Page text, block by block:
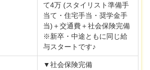
て4万 (スタイリスト準備手
当て・住宅手当・奨学金手
当)＋交通費＋社会保険完備
※新卒・中途ともに同じ給
与スタートです♪
▼社会保険完備